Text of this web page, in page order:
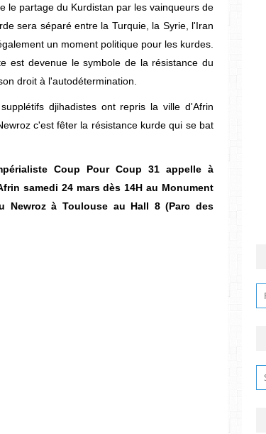
le partage du Kurdistan par les vainqueurs de
sera séparé entre la Turquie, la Syrie, l'Iran
un moment politique pour les kurdes.
est devenue le symbole de la résistance du
droit à l'autodétermination.
djihadistes ont repris la ville d'Afrin
c'est fêter la résistance kurde qui se bat
Coup Pour Coup 31 appelle à
samedi 24 mars dès 14H au Monument
Newroz à Toulouse au Hall 8 (Parc des